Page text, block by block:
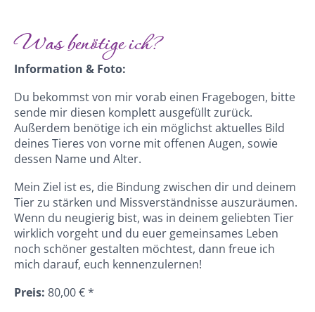
Was benötige ich?
Information & Foto:
Du bekommst von mir vorab einen Fragebogen, bitte
sende mir diesen komplett ausgefüllt zurück.
Außerdem benötige ich ein möglichst aktuelles Bild
deines Tieres von vorne mit offenen Augen, sowie
dessen Name und Alter.
Mein Ziel ist es, die Bindung zwischen dir und deinem
Tier zu stärken und Missverständnisse auszuräumen.
Wenn du neugierig bist, was in deinem geliebten Tier
wirklich vorgeht und du euer gemeinsames Leben
noch schöner gestalten möchtest, dann freue ich
mich darauf, euch kennenzulernen!
Preis: 80,00 € *